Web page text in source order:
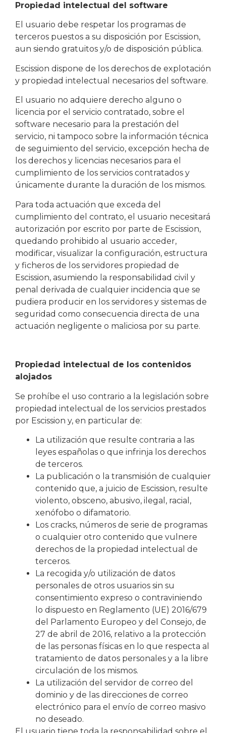
Propiedad intelectual del software
El usuario debe respetar los programas de
terceros puestos a su disposición por Escission,
aun siendo gratuitos y/o de disposición pública.
Escission dispone de los derechos de explotación
y propiedad intelectual necesarios del software.
El usuario no adquiere derecho alguno o
licencia por el servicio contratado, sobre el
software necesario para la prestación del
servicio, ni tampoco sobre la información técnica
de seguimiento del servicio, excepción hecha de
los derechos y licencias necesarios para el
cumplimiento de los servicios contratados y
únicamente durante la duración de los mismos.
Para toda actuación que exceda del
cumplimiento del contrato, el usuario necesitará
autorización por escrito por parte de Escission,
quedando prohibido al usuario acceder,
modificar, visualizar la configuración, estructura
y ficheros de los servidores propiedad de
Escission, asumiendo la responsabilidad civil y
penal derivada de cualquier incidencia que se
pudiera producir en los servidores y sistemas de
seguridad como consecuencia directa de una
actuación negligente o maliciosa por su parte.
Propiedad intelectual de los contenidos
alojados
Se prohíbe el uso contrario a la legislación sobre
propiedad intelectual de los servicios prestados
por Escission y, en particular de:
La utilización que resulte contraria a las
leyes españolas o que infrinja los derechos
de terceros.
La publicación o la transmisión de cualquier
contenido que, a juicio de Escission, resulte
violento, obsceno, abusivo, ilegal, racial,
xenófobo o difamatorio.
Los cracks, números de serie de programas
o cualquier otro contenido que vulnere
derechos de la propiedad intelectual de
terceros.
La recogida y/o utilización de datos
personales de otros usuarios sin su
consentimiento expreso o contraviniendo
lo dispuesto en Reglamento (UE) 2016/679
del Parlamento Europeo y del Consejo, de
27 de abril de 2016, relativo a la protección
de las personas físicas en lo que respecta al
tratamiento de datos personales y a la libre
circulación de los mismos.
La utilización del servidor de correo del
dominio y de las direcciones de correo
electrónico para el envío de correo masivo
no deseado.